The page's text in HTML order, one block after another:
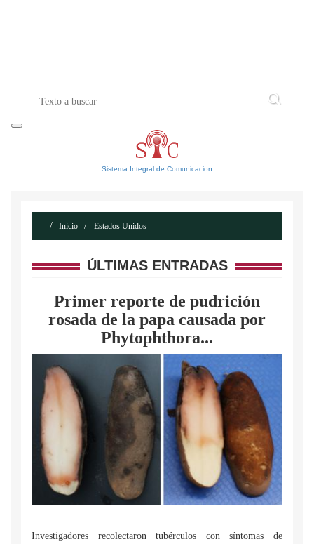
Sistema Integral de Comunicacion
Inicio Estados Unidos
ÚLTIMAS ENTRADAS
Primer reporte de pudrición
rosada de la papa causada por
Phytophthora...
Investigadores recolectaron tubérculos con síntomas de